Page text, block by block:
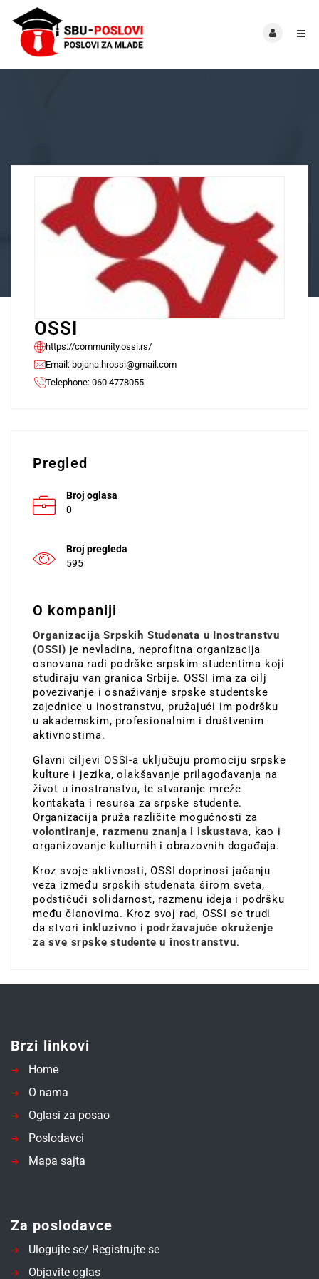
OSSI
https://community.ossi.rs/
Email: bojana.hrossi@gmail.com
Telephone: 060 4778055
Pregled
Broj oglasa
0
Broj pregleda
595
O kompaniji
Organizacija Srpskih Studenata u Inostranstvu
(OSSI) je nevladina, neprofitna organizacija
osnovana radi podrške srpskim studentima koji
studiraju van granica Srbije. OSSI ima za cilj
povezivanje i osnaživanje srpske studentske
zajednice u inostranstvu, pružajući im podršku
u akademskim, profesionalnim i društvenim
aktivnostima.
Glavni ciljevi OSSI-a uključuju promociju srpske
kulture i jezika, olakšavanje prilagođavanja na
život u inostranstvu, te stvaranje mreže
kontakata i resursa za srpske studente.
Organizacija pruža različite mogućnosti za
volontiranje, razmenu znanja i iskustava, kao i
organizovanje kulturnih i obrazovnih događaja.
Kroz svoje aktivnosti, OSSI doprinosi jačanju
veza između srpskih studenata širom sveta,
podstičući solidarnost, razmenu ideja i podršku
među članovima. Kroz svoj rad, OSSI se trudi
da stvori inkluzivno i podržavajuće okruženje
za sve srpske studente u inostranstvu.
Brzi linkovi
Home
O nama
Oglasi za posao
Poslodavci
Mapa sajta
Za poslodavce
Ulogujte se/ Registrujte se
Objavite oglas